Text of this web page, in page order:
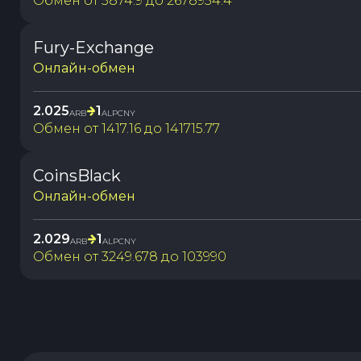
Fury-Exchange
Онлайн-обмен
2.025ARB 1ALPCNY
Обмен от1417.16 до 141715.77
CoinsBlack
Онлайн-обмен
2.029ARB 1ALPCNY
Обмен от3249.678 до 103990